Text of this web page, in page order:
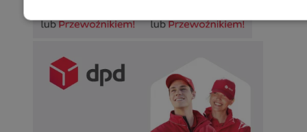
Niezbędne Wydajność
Niesklasyfikowane